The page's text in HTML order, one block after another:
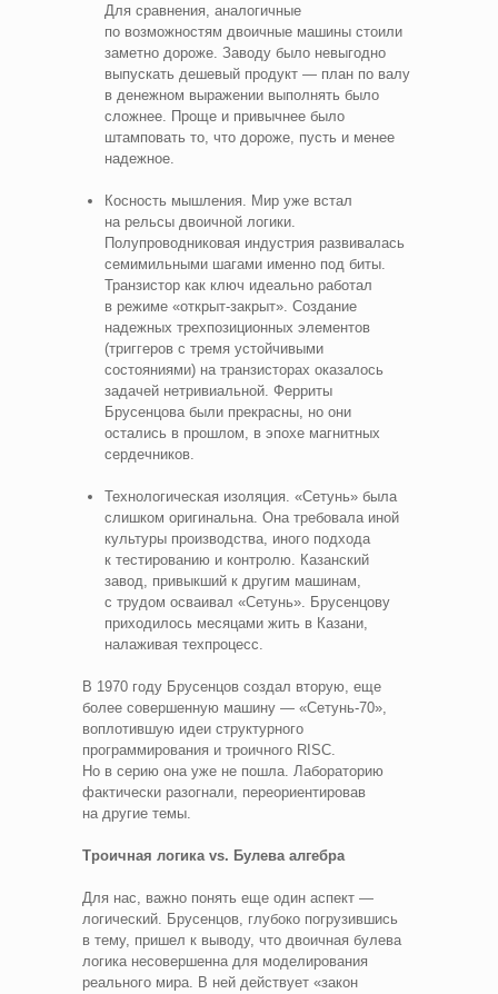
Для сравнения, аналогичные
по возможностям двоичные машины стоили
заметно дороже. Заводу было невыгодно
выпускать дешевый продукт — план по валу
в денежном выражении выполнять было
сложнее. Проще и привычнее было
штамповать то, что дороже, пусть и менее
надежное.
Косность мышления. Мир уже встал
на рельсы двоичной логики.
Полупроводниковая индустрия развивалась
семимильными шагами именно под биты.
Транзистор как ключ идеально работал
в режиме «открыт‑закрыт». Создание
надежных трехпозиционных элементов
(триггеров с тремя устойчивыми
состояниями) на транзисторах оказалось
задачей нетривиальной. Ферриты
Брусенцова были прекрасны, но они
остались в прошлом, в эпохе магнитных
сердечников.
Технологическая изоляция. «Сетунь» была
слишком оригинальна. Она требовала иной
культуры производства, иного подхода
к тестированию и контролю. Казанский
завод, привыкший к другим машинам,
с трудом осваивал «Сетунь». Брусенцову
приходилось месяцами жить в Казани,
налаживая техпроцесс.
В 1970 году Брусенцов создал вторую, еще
более совершенную машину — «Сетунь-70»,
воплотившую идеи структурного
программирования и троичного RISC.
Но в серию она уже не пошла. Лабораторию
фактически разогнали, переориентировав
на другие темы.
Троичная логика vs. Булева алгебра
Для нас, важно понять еще один аспект —
логический. Брусенцов, глубоко погрузившись
в тему, пришел к выводу, что двоичная булева
логика несовершенна для моделирования
реального мира. В ней действует «закон